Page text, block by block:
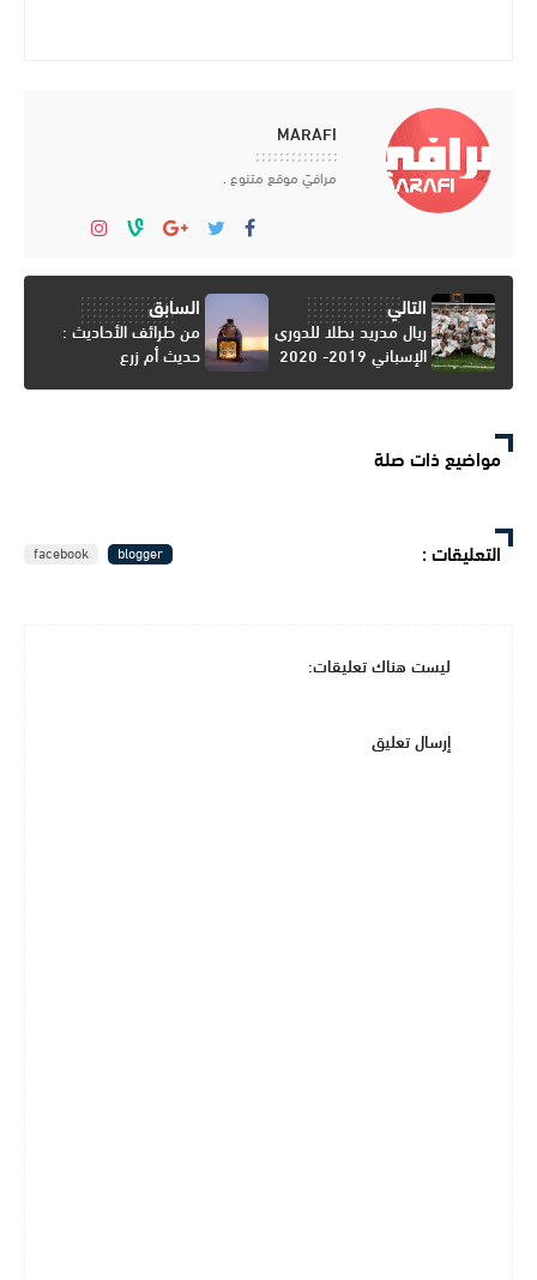
MARAFI
مرافيَ موقع متنوع .
التالي
ريال مدريد بطلا للدوري
الإسباني 2019- 2020
السابق
من طرائف الأحاديث :
حديث أم زرع
مواضيع ذات صلة
التعليقات :
blogger
facebook
ليست هناك تعليقات:
إرسال تعليق